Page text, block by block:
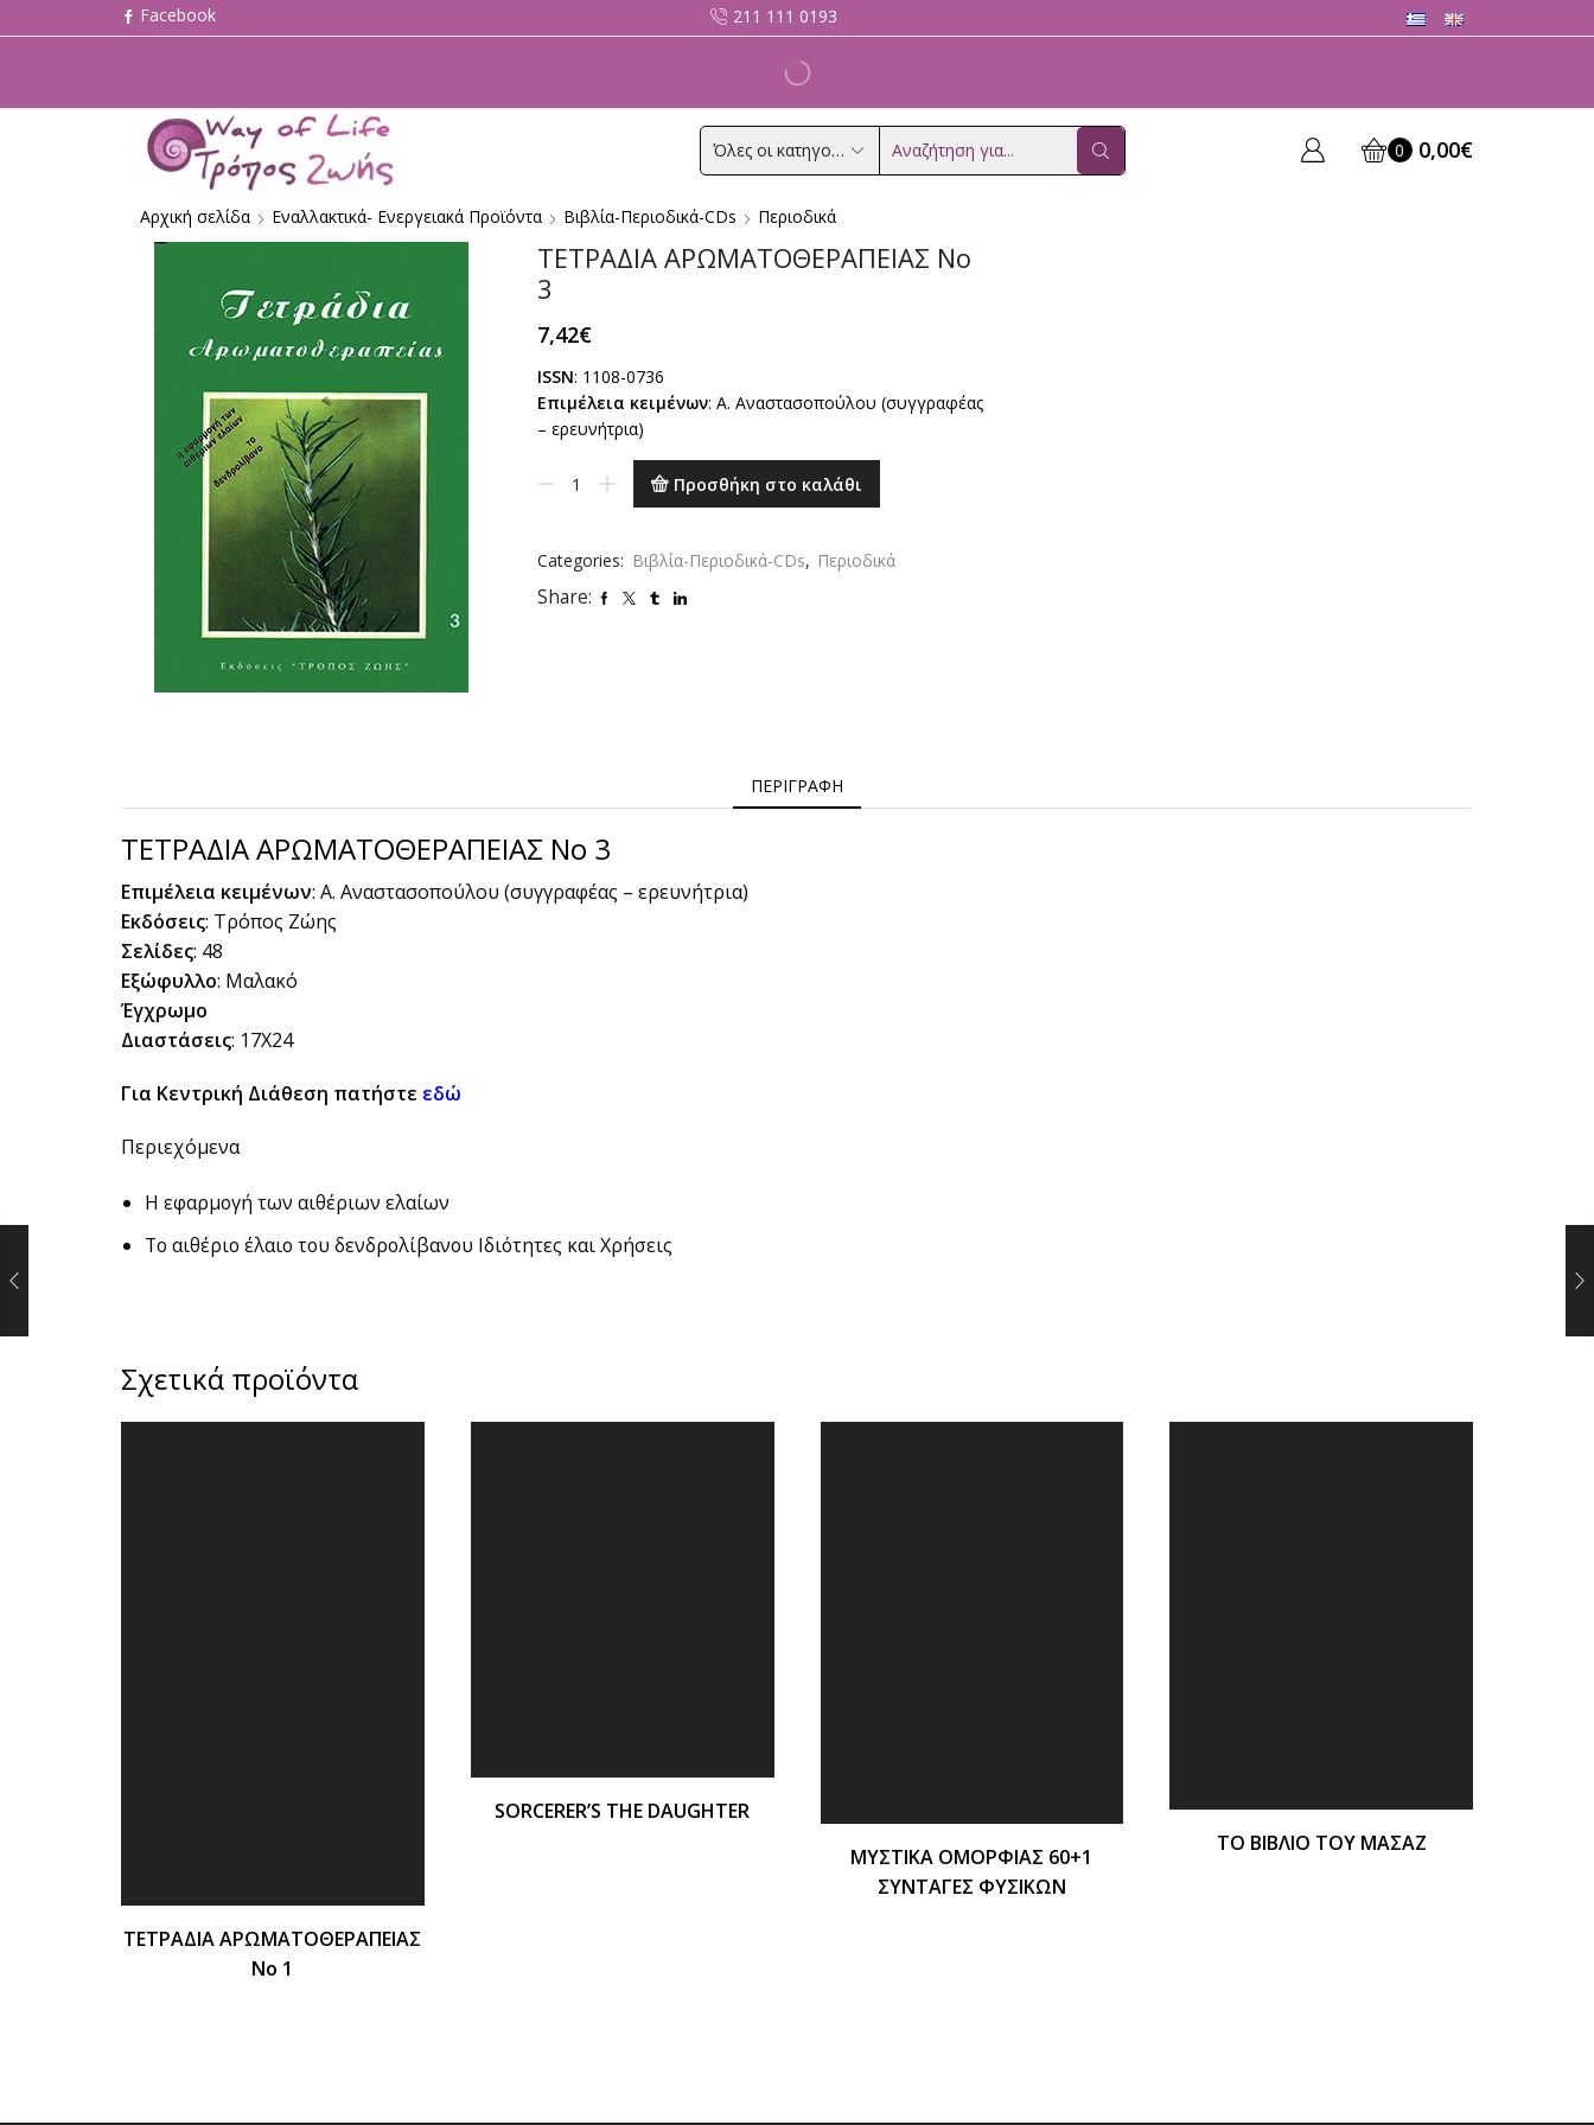
211 111 0193
Search
0 0,00€
Αρχική σελίδα Εναλλακτικά- Ενεργειακά Προϊόντα Βιβλία-Περιοδικά-CDs Περιοδικά
ΤΕΤΡΑΔΙΑ ΑΡΩΜΑΤΟΘΕΡΑΠΕΙΑΣ Νο
3
7,42€
ISSN: 1108-0736
Επιμέλεια κειμένων: Α. Αναστασοπούλου (συγγραφέας
– ερευνήτρια)
ΤΕΤΡΑΔΙΑ
ΑΡΩΜΑΤΟΘΕΡΑΠΕΙΑΣ
ποσότητα
Προσθήκη στο καλάθι
Categories: Βιβλία-Περιοδικά-CDs, Περιοδικά
Share:
ΠΕΡΙΓΡΑΦΗ
ΤΕΤΡΑΔΙΑ ΑΡΩΜΑΤΟΘΕΡΑΠΕΙΑΣ Νο 3
Επιμέλεια κειμένων: Α. Αναστασοπούλου (συγγραφέας – ερευνήτρια)
Εκδόσεις: Τρόπος Ζώης
Σελίδες: 48
Εξώφυλλο: Μαλακό
Έγχρωμο
Διαστάσεις: 17Χ24
Για Κεντρική Διάθεση πατήστε εδώ
Περιεχόμενα
Η εφαρμογή των αιθέριων ελαίων
Το αιθέριο έλαιο του δενδρολίβανου Ιδιότητες και Χρήσεις
Σχετικά προϊόντα
ΤΕΤΡΑΔΙΑ ΑΡΩΜΑΤΟΘΕΡΑΠΕΙΑΣ
Νο 1
SORCERER’S THE DAUGHTER
ΜΥΣΤΙΚΑ ΟΜΟΡΦΙΑΣ 60+1
ΣΥΝΤΑΓΕΣ ΦΥΣΙΚΩΝ
ΤΟ ΒΙΒΛΙΟ ΤΟΥ ΜΑΣΑΖ